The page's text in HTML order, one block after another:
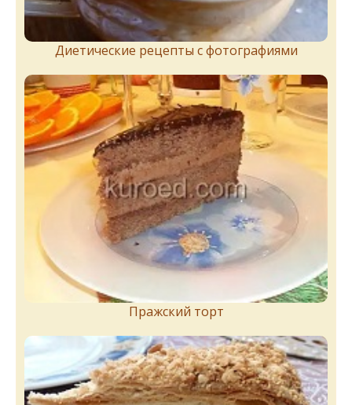
Диетические рецепты с фотографиями
Пражский торт